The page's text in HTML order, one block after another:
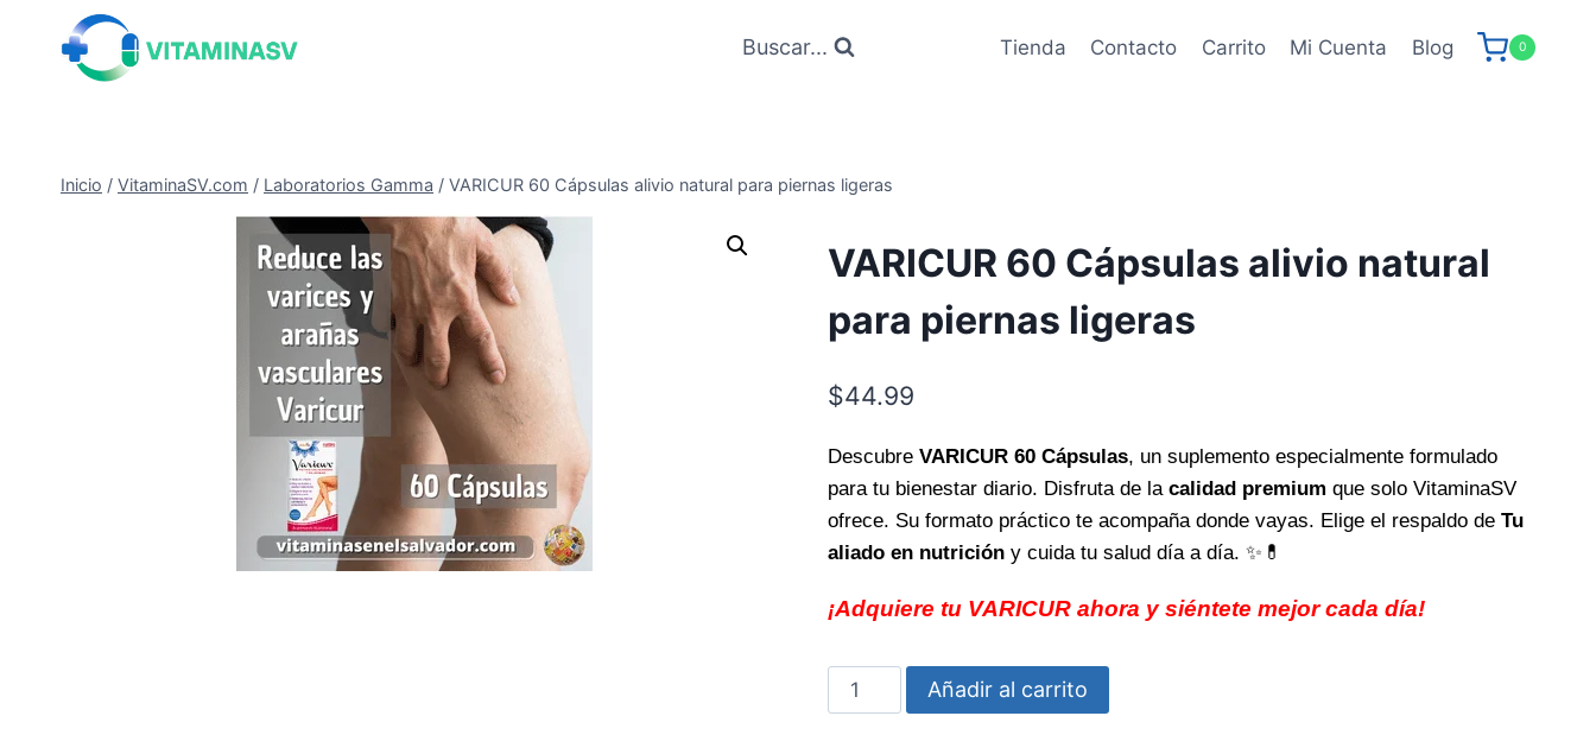
contenido
Buscar... Tienda Contacto Carrito Mi Cuenta Blog 0
Inicio / VitaminaSV.com / Laboratorios Gamma / VARICUR 60 Cápsulas alivio natural para piernas ligeras
VARICUR 60 Cápsulas alivio natural
para piernas ligeras
$44.99
Descubre VARICUR 60 Cápsulas, un suplemento especialmente formulado
para tu bienestar diario. Disfruta de la calidad premium que solo VitaminaSV
ofrece. Su formato práctico te acompaña donde vayas. Elige el respaldo de Tu
aliado en nutricióny cuida tu salud día a día. ✨💊
¡Adquiere tu VARICUR ahora y siéntete mejor cada día!
VARICUR
60
Añadir al carrito